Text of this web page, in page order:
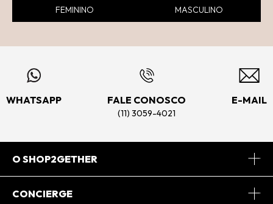
FEMININO MASCULINO
WHATSAPP FALE CONOSCO
(11) 3059-4021
E-MAIL
O SHOP2GETHER
Sobre Nós
CONCIERGE